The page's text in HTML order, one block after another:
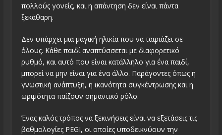
πολλούς γονείς, και η απάντηση δεν είναι πάντα
ξεκάθαρη.
Δεν υπάρχει μια μαγική ηλικία που να ταιριάζει σε
όλους. Κάθε παιδί αναπτύσσεται με διαφορετικό
ρυθμό, και αυτό που είναι κατάλληλο για ένα παιδί,
μπορεί να μην είναι για ένα άλλο. Παράγοντες όπως η
γνωστική ανάπτυξη, η ικανότητα συγκέντρωσης και η
ωριμότητα παίζουν σημαντικό ρόλο.
Ένας καλός τρόπος να ξεκινήσεις είναι να εξετάσεις τις
βαθμολογίες PEGI, οι οποίες υποδεικνύουν την